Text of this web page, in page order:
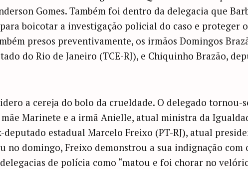
Gomes. Também foi dentro da delegacia que
boicotar a investigação policial do caso e proteger
presos preventivamente, os irmãos Domingos
do Rio de Janeiro (TCE-RJ), e Chiquinho Brazão,
a cereja do bolo da crueldade. O delegado tornou-
Marinete e a irmã Anielle, atual ministra da
estadual Marcelo Freixo (PT-RJ), atual
no domingo, Freixo demonstrou a sua indignação com
de polícia como “matou e foi chorar no